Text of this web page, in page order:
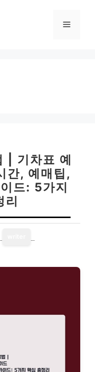
메
| 기차표 예
간, 예매팁,
드: 5가지